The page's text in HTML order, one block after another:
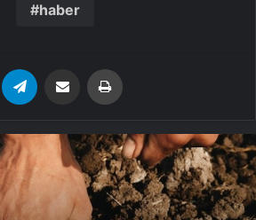
haber
WhatsApp Email'den paylaş